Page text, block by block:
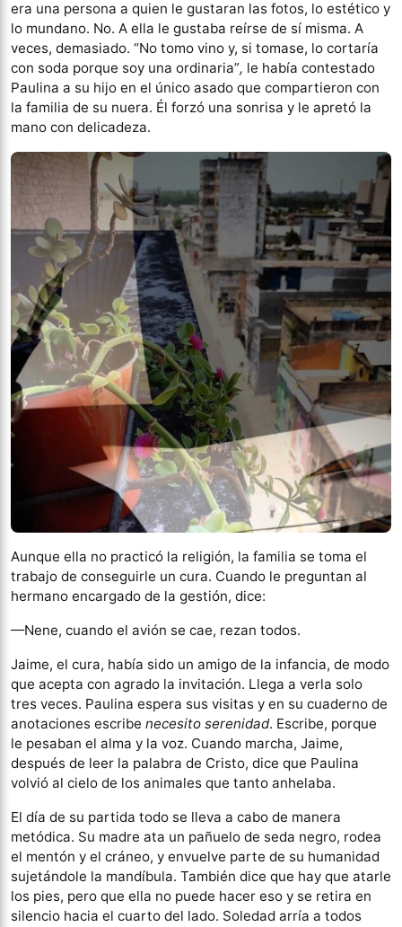
era una persona a quien le gustaran las fotos, lo estético y
lo mundano. No. A ella le gustaba reírse de sí misma. A
veces, demasiado. “No tomo vino y, si tomase, lo cortaría
con soda porque soy una ordinaria”, le había contestado
Paulina a su hijo en el único asado que compartieron con
la familia de su nuera. Él forzó una sonrisa y le apretó la
mano con delicadeza.
Aunque ella no practicó la religión, la familia se toma el
trabajo de conseguirle un cura. Cuando le preguntan al
hermano encargado de la gestión, dice:
—Nene, cuando el avión se cae, rezan todos.
Jaime, el cura, había sido un amigo de la infancia, de modo
que acepta con agrado la invitación. Llega a verla solo
tres veces. Paulina espera sus visitas y en su cuaderno de
anotaciones escribe necesito serenidad. Escribe, porque
le pesaban el alma y la voz. Cuando marcha, Jaime,
después de leer la palabra de Cristo, dice que Paulina
volvió al cielo de los animales que tanto anhelaba.
El día de su partida todo se lleva a cabo de manera
metódica. Su madre ata un pañuelo de seda negro, rodea
el mentón y el cráneo, y envuelve parte de su humanidad
sujetándole la mandíbula. También dice que hay que atarle
los pies, pero que ella no puede hacer eso y se retira en
silencio hacia el cuarto del lado. Soledad arría a todos